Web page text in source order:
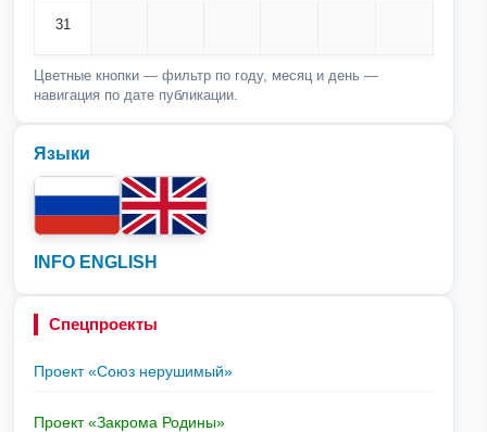
31
Цветные кнопки — фильтр по году, месяц и день —
навигация по дате публикации.
Языки
INFO ENGLISH
Спецпроекты
Проект «Союз нерушимый»
Проект «Закрома Родины»